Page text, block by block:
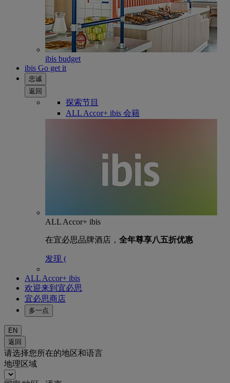
ibis budget
ibis Go get it
忠诚
返回
探索节目
ALL Accor+ ibis 会籍
ALL Accor+ ibis
在宜必思品牌酒店， 全年尊享八五折优惠
发现 (
ALL Accor+ ibis
欢迎来到宜必思
宜必思商店
多一点
EN
返回
请选择您所在的地区和语言
地理区域